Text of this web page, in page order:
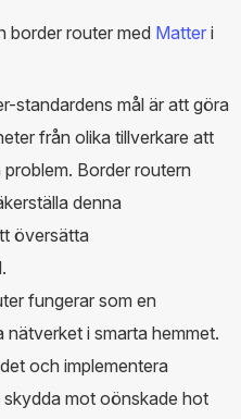
border router med Matter i
standardens mål är att göra
från olika tillverkare att
Border routern
denna
översätta
fungerar som en
i smarta hemmet.
och implementera
mot oönskade hot